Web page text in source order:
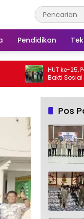
Pendidikan
HUT ke-25, Partai
Bakti Sosial dan Gotong
Langgar Nurul Ashfiya
Pos